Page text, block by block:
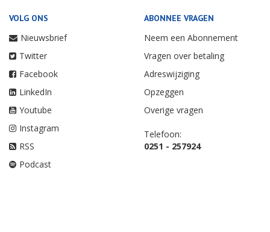
VOLG ONS
Nieuwsbrief
Twitter
Facebook
LinkedIn
Youtube
Instagram
RSS
Podcast
ABONNEE VRAGEN
Neem een Abonnement
Vragen over betaling
Adreswijziging
Opzeggen
Overige vragen
Telefoon:
0251 - 257924